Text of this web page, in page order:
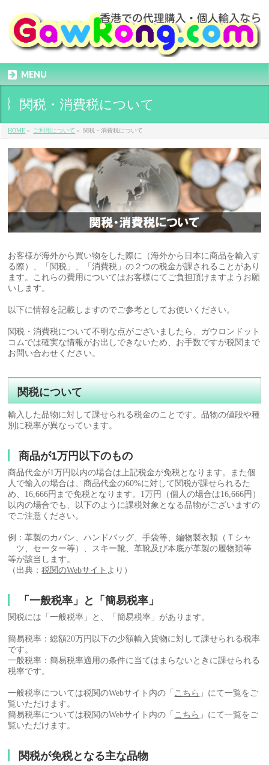
MENU
関税・消費税について
HOME » ご利用について » 関税・消費税について
お客様が海外から買い物をした際に（海外から日本に商品を輸入す
る際）、「関税」、「消費税」の２つの税金が課されることがあり
ます。これらの費用についてはお客様にてご負担頂けますようお願
いします。
以下に情報を記載しますのでご参考としてお使いください。
関税・消費税について不明な点がございましたら、ガウロンドット
コムでは確実な情報がお出しできないため、お手数ですが税関まで
お問い合わせください。
関税について
輸入した品物に対して課せられる税金のことです。品物の値段や種
別に税率が異なっています。
商品が1万円以下のもの
商品代金が1万円以内の場合は上記税金が免税となります。また個
人で輸入の場合は、商品代金の60%に対して関税が課せられるた
め、16,666円まで免税となります。1万円（個人の場合は16,666円）
以内の場合でも、以下のように課税対象となる品物がございますの
でご注意ください。
例：革製のカバン、ハンドバッグ、手袋等、編物製衣類（Ｔシャ
ツ、セーター等）、スキー靴、革靴及び本底が革製の履物類等
等が該当します。
（出典：税関のWebサイト より）
「一般税率」と「簡易税率」
関税には「一般税率」と、「簡易税率」があります。
簡易税率：総額20万円以下の少額輸入貨物に対して課せられる税率
です。
一般税率：簡易税率適用の条件に当てはまらないときに課せられる
税率です。
一般税率については税関のWebサイト内の「 こちら 」にて一覧をご
覧いただけます。
簡易税率については税関のWebサイト内の「 こちら 」にて一覧をご
覧いただけます。
関税が免税となる主な品物